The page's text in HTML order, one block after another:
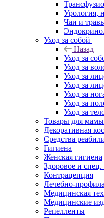
Урология,
Чаи и
Уход за собой
Назад
Уход за
Уход за
Уход за
Уход за
Уход за
Уход за
Уход за
Товары для
Декоративная
Средства
Гигиена
Женская гигиена
Здоровое и
Контрацепция
Лечебно-
Медицинская
Медицинские
Репелленты